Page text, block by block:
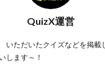
QuizX運営
いただいたクイズなどを掲載
します～！